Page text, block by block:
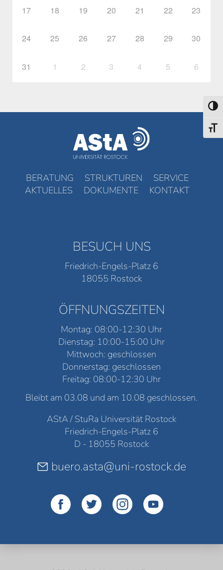
17 18 19 20 21 22 23
24 25 26 27 28 29 30
31 1 2 3 4 5 6
BERATUNG STRUKTUREN
SERVICE
AKTUELLES
DOKUMENTE KONTAKT
BESUCH UNS
Friedrich-Engels-Platz 6
18055 Rostock
ÖFFNUNGSZEITEN
Montag: 08:00-12:30 Uhr
Dienstag: 10:00-15:00 Uhr
Mittwoch: geschlossen
Donnerstag: geschlossen
Freitag: 08:00-12:30 Uhr
Bleibt am 03.08 und am 10.08 geschlossen.
AStA / StuRa Universität Rostock
Friedrich-Engels-Platz 6
D - 18055 Rostock
buero.asta@uni-rostock.de